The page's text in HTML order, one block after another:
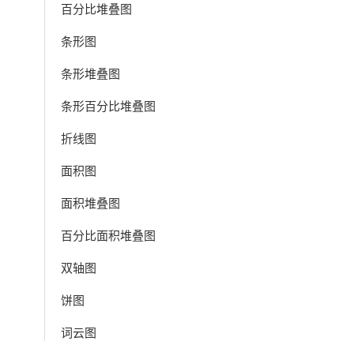
百分比堆叠图
条形图
条形堆叠图
条形百分比堆叠图
折线图
面积图
面积堆叠图
百分比面积堆叠图
双轴图
饼图
词云图